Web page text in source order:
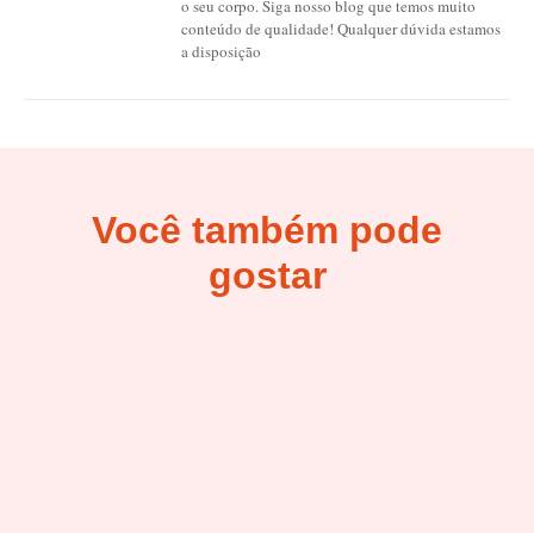
o seu corpo. Siga nosso blog que temos muito
conteúdo de qualidade! Qualquer dúvida estamos
a disposição
Você também pode
gostar